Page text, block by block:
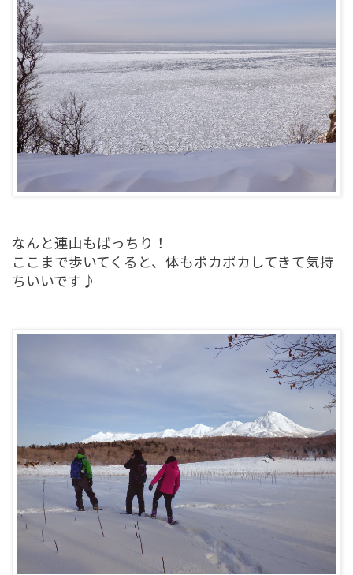
なんと連山もばっちり！
ここまで歩いてくると、体もポカポカしてきて気持
ちいいです♪